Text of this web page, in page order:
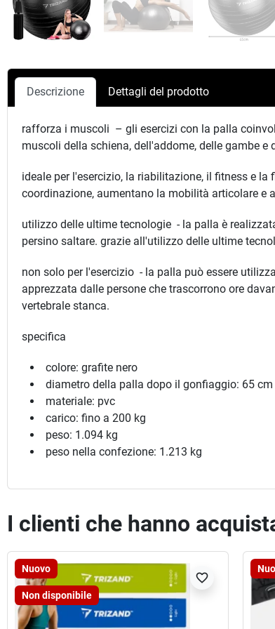
Descrizione Dettagli del prodotto
rafforza i muscoli – gli esercizi con la palla
muscoli della schiena, dell'addome, delle gambe e
ideale per l'esercizio, la riabilitazione, il fitness e
coordinazione, aumentano la mobilità articolare e
utilizzo delle ultime tecnologie - la palla è
persino saltare. grazie all'utilizzo delle ultime
non solo per l'esercizio - la palla può essere
apprezzata dalle persone che trascorrono ore
vertebrale stanca.
specifica
colore: grafite nero
diametro della palla dopo il gonfiaggio: 65 cm
materiale: pvc
carico: fino a 200 kg
peso: 1.094 kg
peso nella confezione: 1.213 kg
I clienti che hanno
Nuovo
Non disponibile
favorite_border